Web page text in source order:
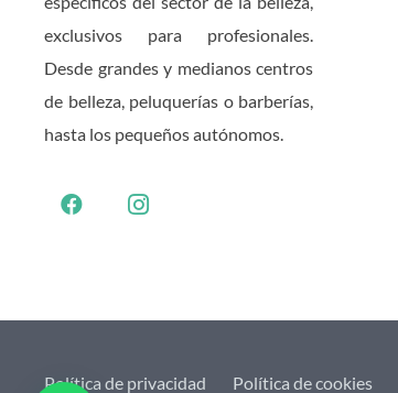
exclusivos para profesionales.
Desde grandes y medianos centros
de belleza, peluquerías o barberías,
hasta los pequeños autónomos.
Política de privacidad Política de cookies